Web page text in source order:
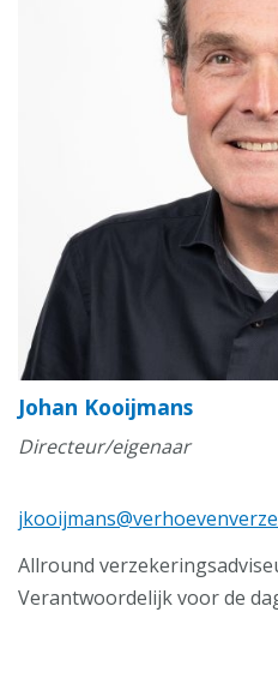
Johan Kooijmans
Directeur/eigenaar
Allround
Verantwoordelijk voor de